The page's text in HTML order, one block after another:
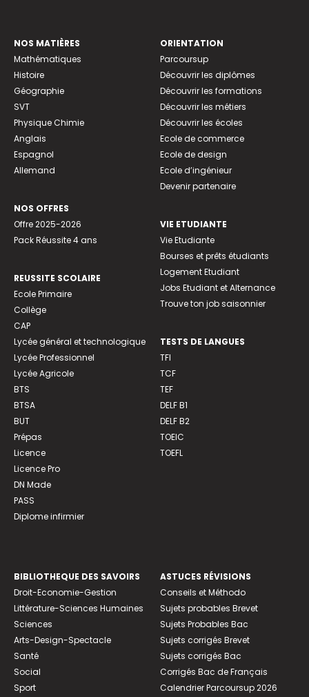
NOS MATIÈRES
Mathématiques
Histoire
Géographie
SVT
Physique Chimie
Anglais
Espagnol
Allemand
NOS OFFRES
Offre 2025-2026
Pack Réussite 4 ans
REUSSITE SCOLAIRE
Ecole Primaire
Collège
CAP
Lycée général et technologique
Lycée Professionnel
Lycée Agricole
BTS
BTSA
BUT
Prépas
Licence
Licence Pro
DN Made
PASS
Diplome infirmier
ORIENTATION
Parcoursup
Découvrir les diplômes
Découvrir les formations
Découvrir les métiers
Découvrir les écoles
Ecole de commerce
Ecole de design
Ecole d’ingénieur
Devenir partenaire
VIE ETUDIANTE
Vie Etudiante
Bourses et prêts étudiants
Logement Etudiant
Jobs Etudiant et Alternance
Trouve ton job saisonnier
TESTS DE LANGUES
TFI
TCF
TEF
DELF B1
DELF B2
TOEIC
TOEFL
BIBLIOTHEQUE DES SAVOIRS
Droit-Economie-Gestion
Littérature-Sciences Humaines
Sciences
Arts-Design-Spectacle
Santé
Social
Sport
ASTUCES RÉVISIONS
Conseils et Méthodo
Sujets probables Brevet
Sujets Probables Bac
Sujets corrigés Brevet
Sujets corrigés Bac
Corrigés Bac de Français
Calendrier Parcoursup 2026